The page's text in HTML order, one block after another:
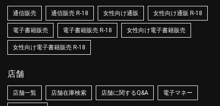
通信販売 通信販売 R-18 女性向け通販 女性向け通販 R-18
電子書籍販売 電子書籍販売 R-18 女性向け電子書籍販売
女性向け電子書籍販売 R-18
店舗
店舗一覧 店舗在庫検索 店舗に関するQ&A 電子マネー